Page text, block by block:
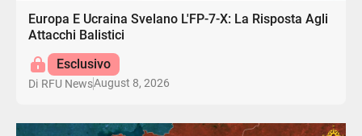
Europa E Ucraina Svelano L'FP-7-X: La Risposta Agli
Attacchi Balistici
Esclusivo
Di RFU NewsAugust 8, 2026